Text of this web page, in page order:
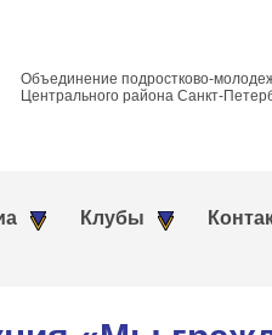
Объединение подростково-
Центрального района Санкт-
Клубы